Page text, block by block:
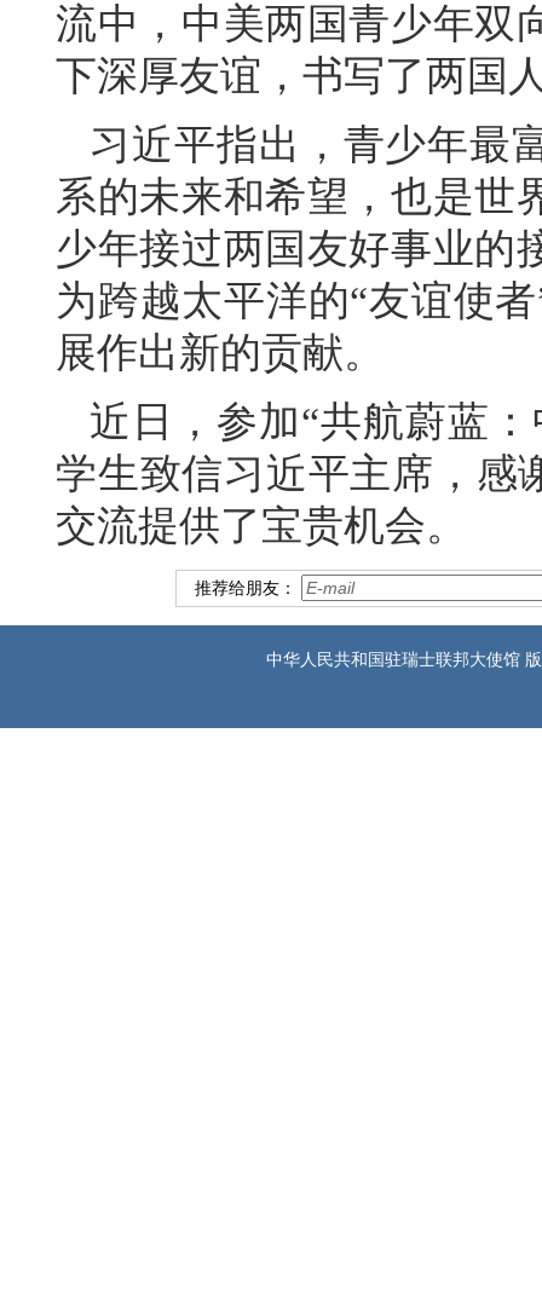
流中，中美两国青少年双
下深厚友谊，书写了两国
习近平指出，青少年最
系的未来和希望，也是世
少年接过两国友好事业的
为跨越太平洋的“友谊使
展作出新的贡献。
近日，参加“共航蔚蓝
学生致信习近平主席，感
交流提供了宝贵机会。
推荐给朋友：
中华人民共和国驻瑞士联邦大使馆